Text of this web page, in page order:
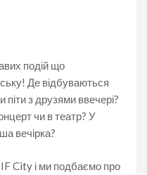
подій що
Де відбуваються
з друзями ввечері?
чи в театр? У
вечірка?
City і ми подбаємо про